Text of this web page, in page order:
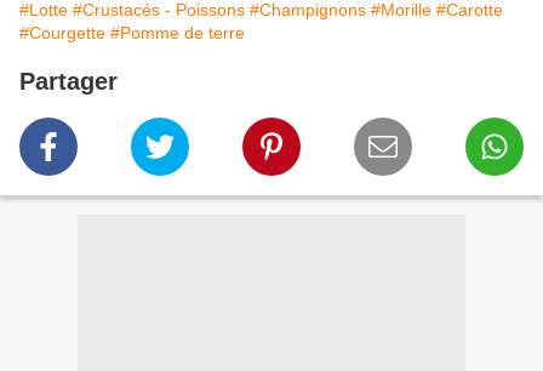
#Lotte #Crustacés - Poissons #Champignons #Morille #Carotte
#Courgette #Pomme de terre
Partager